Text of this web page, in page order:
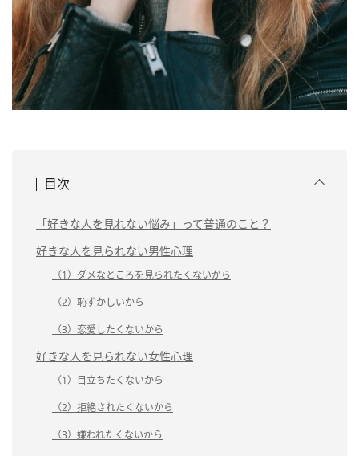
目次
「好きな人を見れない悩み」って普通のこと？
好きな人を見られない男性心理
（1）ダメなところを見られたくないから
（2）恥ずかしいから
（3）恋愛したくないから
好きな人を見られない女性心理
（1）目立ちたくないから
（2）拒絶されたくないから
（3）嫌われたくないから